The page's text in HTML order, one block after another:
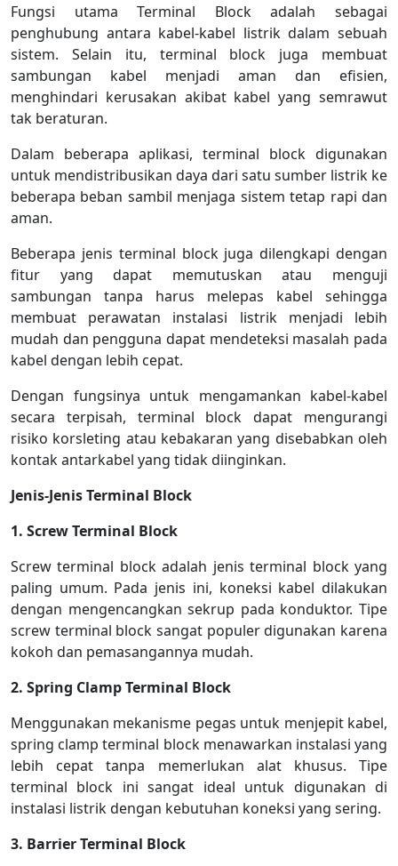
Fungsi utama Terminal Block adalah sebagai
penghubung antara kabel-kabel listrik dalam sebuah
sistem. Selain itu, terminal block juga membuat
sambungan kabel menjadi aman dan efisien,
menghindari kerusakan akibat kabel yang semrawut
tak beraturan.
Dalam beberapa aplikasi, terminal block digunakan
untuk mendistribusikan daya dari satu sumber listrik ke
beberapa beban sambil menjaga sistem tetap rapi dan
aman.
Beberapa jenis terminal block juga dilengkapi dengan
fitur yang dapat memutuskan atau menguji
sambungan tanpa harus melepas kabel sehingga
membuat perawatan instalasi listrik menjadi lebih
mudah dan pengguna dapat mendeteksi masalah pada
kabel dengan lebih cepat.
Dengan fungsinya untuk mengamankan kabel-kabel
secara terpisah, terminal block dapat mengurangi
risiko korsleting atau kebakaran yang disebabkan oleh
kontak antarkabel yang tidak diinginkan.
Jenis-Jenis Terminal Block
1. Screw Terminal Block
Screw terminal block adalah jenis terminal block yang
paling umum. Pada jenis ini, koneksi kabel dilakukan
dengan mengencangkan sekrup pada konduktor. Tipe
screw terminal block sangat populer digunakan karena
kokoh dan pemasangannya mudah.
2. Spring Clamp Terminal Block
Menggunakan mekanisme pegas untuk menjepit kabel,
spring clamp terminal block menawarkan instalasi yang
lebih cepat tanpa memerlukan alat khusus. Tipe
terminal block ini sangat ideal untuk digunakan di
instalasi listrik dengan kebutuhan koneksi yang sering.
3. Barrier Terminal Block